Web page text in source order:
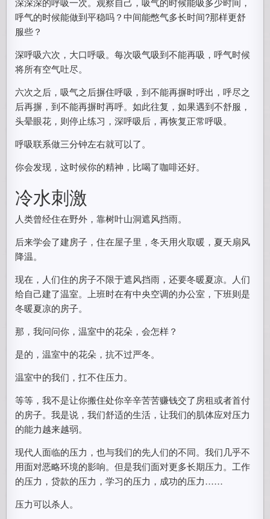
呼气的时候能做到平稳吗？中间能憋气多长时间?那样更舒
服些？
深呼吸六次，大口呼吸。每次吸气吸到不能再吸，呼气时候
将所有空气吐尽。
六次之后，吸气之后摒住呼吸，到不能再摒时呼出，呼尽之
后再摒，到不能再摒时再呼。如此往复，如果遇到不舒服，
头晕眼花，则停止练习，深呼吸后，再恢复正常呼吸。
呼吸联系做三分钟左右就可以了。
你会发现，这时候你的精神，比喝了咖啡还好。
冷水刺激
人类曾经住在野外，靠树叶山洞遮风挡雨。
后来学会了建房子，住在屋子里，冬天用火取暖，夏天扇风
降温。
现在，人们住的房子不限于遮风挡雨，还要冬暖夏凉。人们
给自己建了温室。上班时在有中央空调的办公室，下班则是
冬暖夏凉的房子。
那，我问问你，温室中的花朵，会怎样？
是的，温室中的花朵，抗不过严冬。
温室中的我们，扛不住压力。
等等，我不是让你搬住处你辛辛苦苦赚钱交了房租或者首付
的房子。我是说，我们舒适的生活，让我们的肌体应对压力
的能力越来越弱。
现代人面临的压力，也与我们的先人们的不同。我们几乎不
用面对恶略环境的影响。但是我们面对更多长期压力。工作
的压力，贷款的压力，学习的压力，成功的压力……
压力可以杀人。